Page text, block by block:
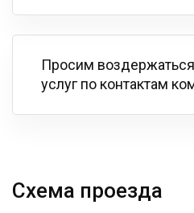
Просим
услуг по контактам
Схема проезда